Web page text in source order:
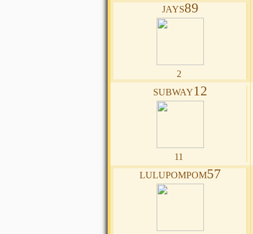
jays89
2
subway12
11
lulupompom57